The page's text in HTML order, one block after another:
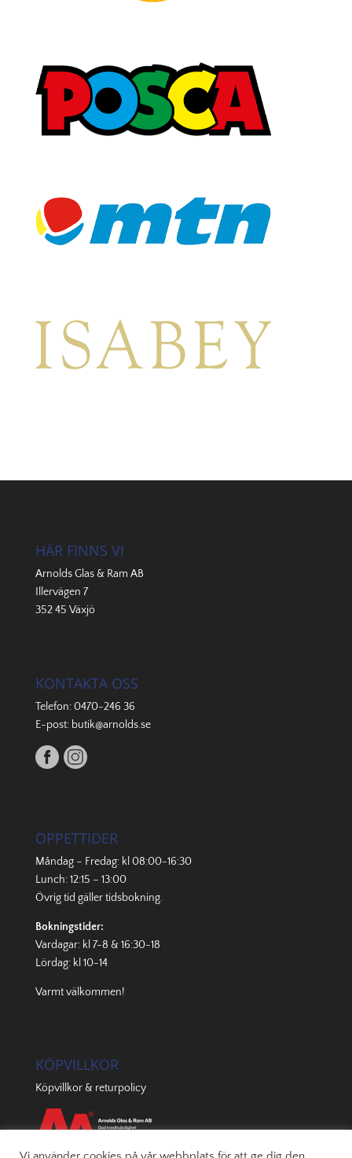
HÄR FINNS VI
Arnolds Glas & Ram AB
Illervägen 7
352 45 Växjö
KONTAKTA OSS
Telefon:0470-246 36
E-post: butik@arnolds.se
ÖPPETTIDER
Måndag – Fredag: kl 08:00-16:30
Lunch: 12:15 – 13:00
Övrig tid gällertidsbokning.
Bokningstider:
Vardagar: kl 7-8 & 16:30-18
Lördag: kl 10-14
Varmt välkommen!
KÖPVILLKOR
Köpvillkor & returpolicy